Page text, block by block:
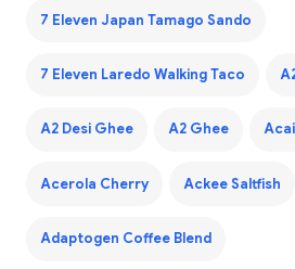
7 Eleven Japan Tamago Sando
7 Eleven Laredo Walking Taco
A2 Desi Ghee A2 Ghee
Acerola Cherry Ackee Saltfish
Adaptogen Coffee Blend